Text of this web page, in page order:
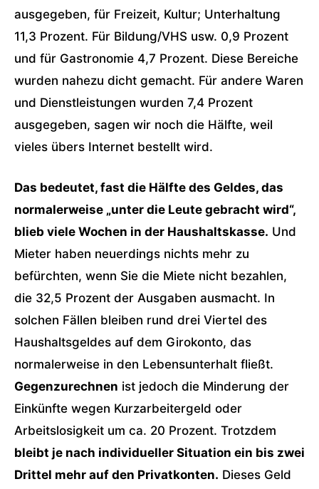
ausgegeben, für Freizeit, Kultur; Unterhaltung
11,3 Prozent. Für Bildung/VHS usw. 0,9 Prozent
und für Gastronomie 4,7 Prozent. Diese Bereiche
wurden nahezu dicht gemacht. Für andere Waren
und Dienstleistungen wurden 7,4 Prozent
ausgegeben, sagen wir noch die Hälfte, weil
vieles übers Internet bestellt wird.
Das bedeutet, fast die Hälfte des Geldes, das
normalerweise „unter die Leute gebracht wird“,
blieb viele Wochen in der Haushaltskasse. Und
Mieter haben neuerdings nichts mehr zu
befürchten, wenn Sie die Miete nicht bezahlen,
die 32,5 Prozent der Ausgaben ausmacht. In
solchen Fällen bleiben rund drei Viertel des
Haushaltsgeldes auf dem Girokonto, das
normalerweise in den Lebensunterhalt fließt.
Gegenzurechnen ist jedoch die Minderung der
Einkünfte wegen Kurzarbeitergeld oder
Arbeitslosigkeit um ca. 20 Prozent. Trotzdem
bleibt je nach individueller Situation ein bis zwei
Drittel mehr auf den Privatkonten. Dieses Geld